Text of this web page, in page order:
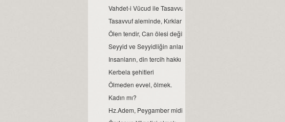
Vahdet-i Vücud ile Tasavvuf bilgi teorisi...
Tasavvuf aleminde, Kırklar Meclisi…
Ölen tendir, Can ölesi değildir…
Seyyid ve Seyyidliğin anlamı.
Insanların, din tercih hakkı var mıdır?
Kerbela şehitleri
Ölmeden evvel, ölmek.
Kadın mı?
Hz.Adem, Peygamber midir?